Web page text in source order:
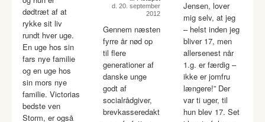
dødtræt af at
rykke sit liv
rundt hver uge.
En uge hos sin
fars nye familie
og en uge hos
sin mors nye
familie. Victorias
bedste ven
Storm, er også
d. 20. september
2012
Gennem næsten
fyrre år nød op
til flere
generationer af
danske unge
godt af
socialrådgiver,
brevkasseredakt
Jensen, lover
mig selv, at jeg
– helst inden jeg
bliver 17, men
allersenest når
1.g. er færdig –
ikke er jomfru
længere!” Der
var ti uger, til
hun blev 17. Set